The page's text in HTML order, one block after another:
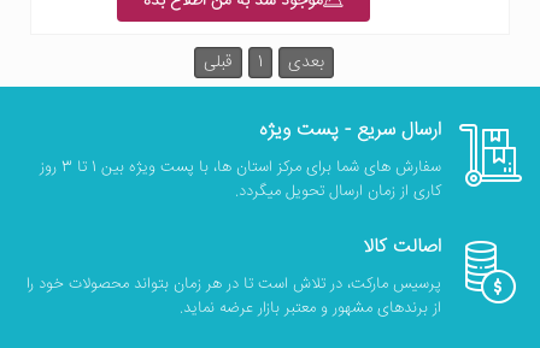
قبلی 1 بعدی
ارسال سریع - پست ویژه
سفارش های شما برای مرکز استان ها، با پست ویژه بین 1 تا 3 روز
کاری از زمان ارسال تحویل میگردد.
اصالت کالا
پرسیس مارکت، در تلاش است تا در هر زمان بتواند محصولات خود را
از برندهای مشهور و معتبر بازار عرضه نماید.